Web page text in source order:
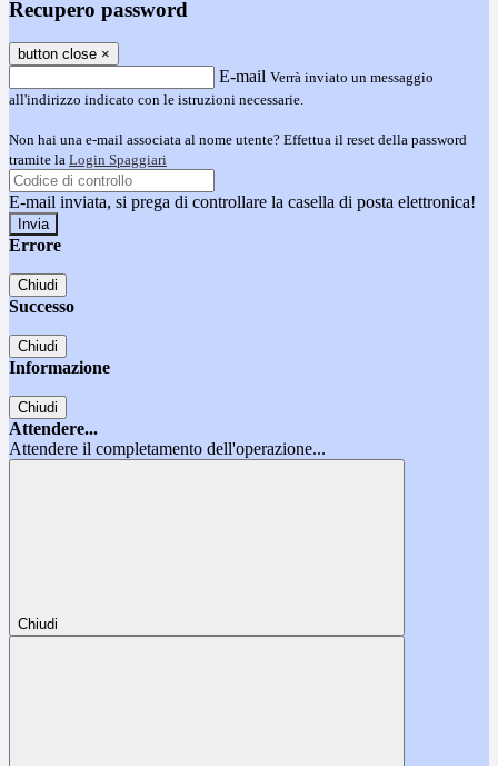
Recupero password
button close ×
E-mail Verrà inviato un messaggio
all'indirizzo indicato con le istruzioni necessarie.
Non hai una e-mail associata al nome utente? Effettua il reset della password
tramite la Login Spaggiari
E-mail inviata, si prega di controllare la casella di posta elettronica!
Errore
Chiudi
Successo
Chiudi
Informazione
Chiudi
Attendere...
Attendere il completamento dell'operazione...
Chiudi